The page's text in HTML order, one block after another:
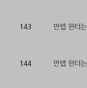
143 만렙 헌터
144 만렙 헌터